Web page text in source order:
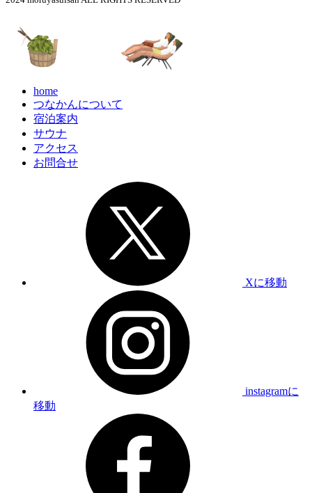
home
つなかんについて
宿泊案内
サウナ
アクセス
お問合せ
Xに移動
instagramに
移動